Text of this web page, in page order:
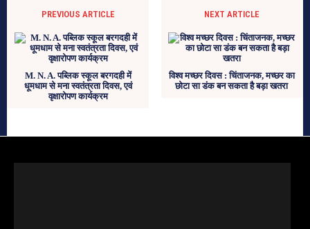
PREVIOUS ARTICLE
M. N. A. पब्लिक स्कूल बरगदही में
धूमधाम से मना स्वतंत्रता दिवस, एवं
वृक्षारोपण कार्यक्रम
NEXT ARTICLE
विश्व मच्छर दिवस : चिंताजनक, मच्छर का
छोटा सा डंक बन सकता है बड़ा खतरा